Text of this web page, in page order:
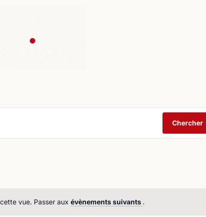
vue. Passer aux évènements suivants .
Chercher